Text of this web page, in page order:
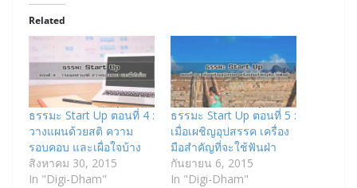
Related
ธรรมะ Start Up ตอนที่ 4 :
วางแผนด้วยสติ ความ
รอบคอบ และเผื่อใจบ้าง
สิงหาคม 30, 2015
In "Digi-Dham"
ธรรมะ Start Up ตอนที่ 5 :
เมื่อเผชิญอุปสรรค เครื่อง
มือสำคัญที่จะใช้ฟันฝ่า
กันยายน 6, 2015
In "Digi-Dham"